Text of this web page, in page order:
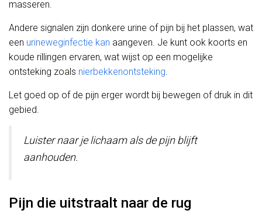
masseren.
Andere signalen zijn donkere urine of pijn bij het plassen, wat
een urineweginfectie kan aangeven. Je kunt ook koorts en
koude rillingen ervaren, wat wijst op een mogelijke
ontsteking zoals nierbekkenontsteking.
Let goed op of de pijn erger wordt bij bewegen of druk in dit
gebied.
Luister naar je lichaam als de pijn blijft
aanhouden.
Pijn die uitstraalt naar de rug